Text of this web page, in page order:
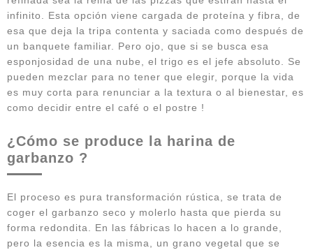
infinito. Esta opción viene cargada de proteína y fibra, de
esa que deja la tripa contenta y saciada como después de
un banquete familiar. Pero ojo, que si se busca esa
esponjosidad de una nube, el trigo es el jefe absoluto. Se
pueden mezclar para no tener que elegir, porque la vida
es muy corta para renunciar a la textura o al bienestar, es
como decidir entre el café o el postre !
¿Cómo se produce la harina de
garbanzo ?
El proceso es pura transformación rústica, se trata de
coger el garbanzo seco y molerlo hasta que pierda su
forma redondita. En las fábricas lo hacen a lo grande,
pero la esencia es la misma, un grano vegetal que se